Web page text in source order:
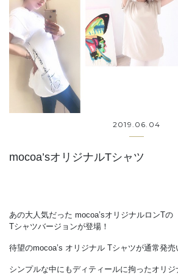
2019.06.04
mocoa’sオリジナルTシャツ
あの大人気だった mocoa’sオリジナルロンTの
Tシャツバージョンが登場！
待望のmocoa’s オリジナル Tシャツが通常発
シンプルな中にもディティールに拘ったオリジ